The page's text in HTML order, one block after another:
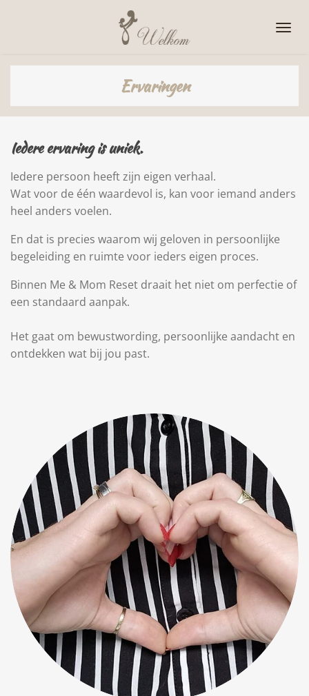
de
Ervaringen
Iedere ervaring is uniek.
Iedere persoon heeft zijn eigen verhaal.
Wat voor de één waardevol is, kan voor iemand anders
heel anders voelen.
En dat is precies waarom wij geloven in persoonlijke
begeleiding en ruimte voor ieders eigen proces.
Binnen Me & Mom Reset draait het niet om perfectie of
een standaard aanpak.
Het gaat om bewustwording, persoonlijke aandacht en
ontdekken wat bij jou past.